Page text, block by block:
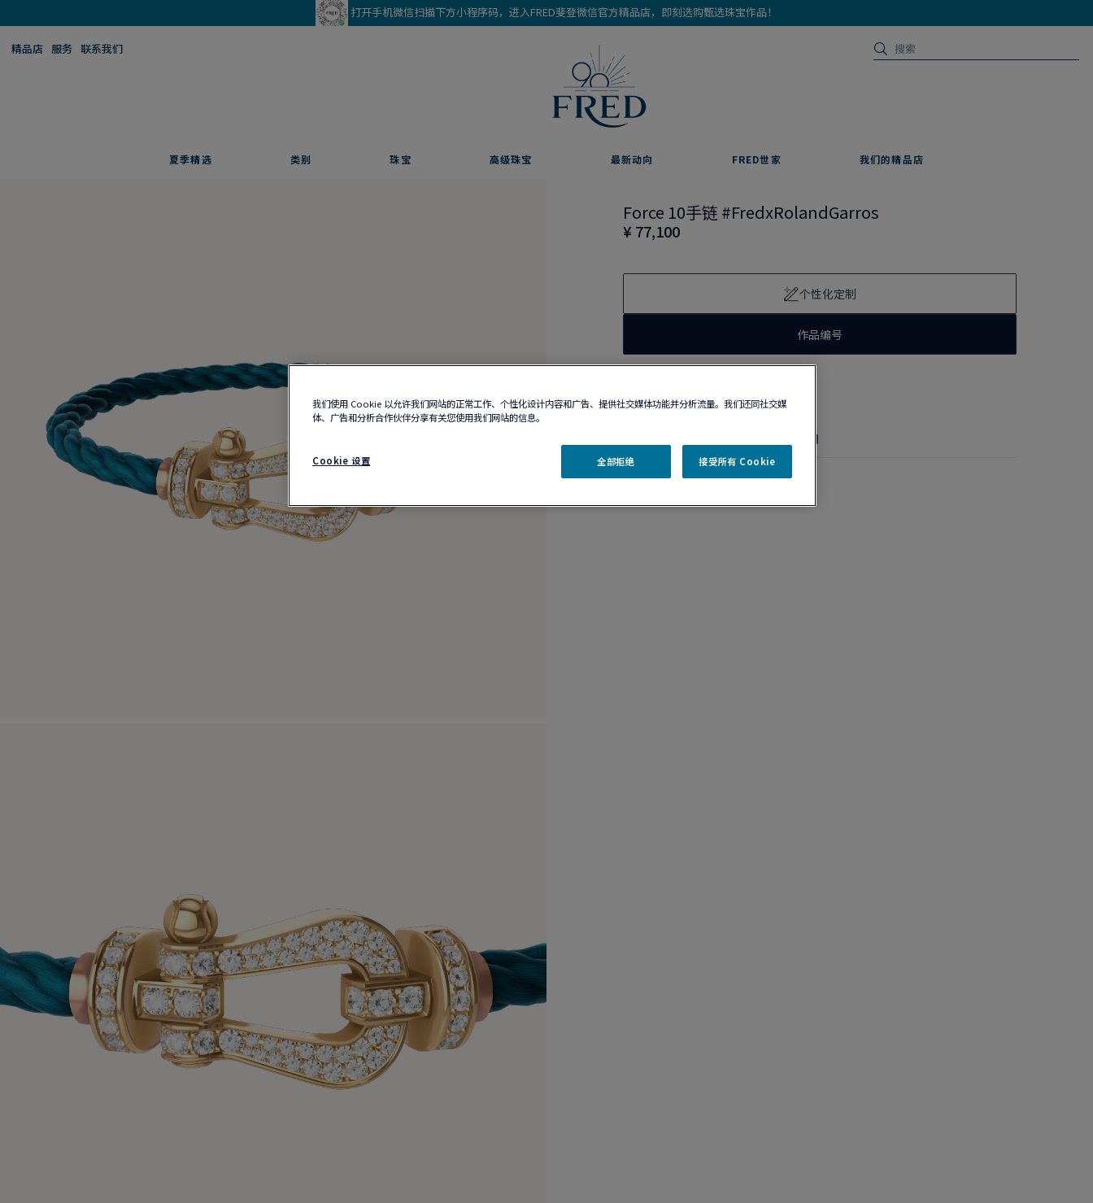
打开手机微信扫描下方小程序码，进入FRED斐登微信官方精品店，即刻选购甄选珠宝作品！
精品店 服务 联系我们
夏季精选 类别 珠宝 高级珠宝 最新动向 FRED世家 我们的精品店
Force 10手链 #FredxRolandGarros
¥ 77,100
个性化定制
作品编号
保养说明
18K黄金，钻石和彩色宝石大号款
我们使用 Cookie 以允许我们网站的正常工作、个性化设计内容和广告、提供社交媒体功能并分析流量。我们还同社交媒
体、广告和分析合作伙伴分享有关您使用我们网站的信息。
Cookie 设置 全部拒绝 接受所有 Cookie